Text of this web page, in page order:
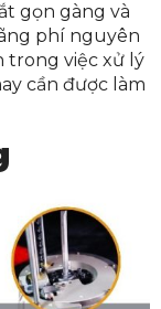
gọn gàng và
phí nguyên
trong việc xử lý
cần được làm